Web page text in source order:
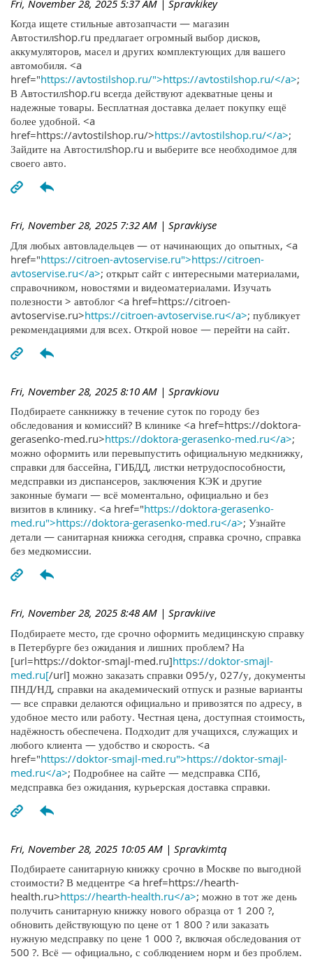
Fri, November 28, 2025 5:37 AM | Spravkikey
Когда ищете стильные автозапчасти — магазин
Автостилshop.ru предлагает огромный выбор дисков,
аккумуляторов, масел и других комплектующих для вашего
автомобиля. <a
href="https://avtostilshop.ru/">https://avtostilshop.ru/</a>;
В Автостилshop.ru всегда действуют адекватные цены и
надежные товары. Бесплатная доставка делает покупку ещё
более удобной. <a
href=https://avtostilshop.ru/>https://avtostilshop.ru/</a>;
Зайдите на Автостилshop.ru и выберите все необходимое для
своего авто.
Fri, November 28, 2025 7:32 AM | Spravkiyse
Для любых автовладельцев — от начинающих до опытных, <a
href="https://citroen-avtoservise.ru">https://citroen-
avtoservise.ru</a>; открыт сайт с интересными материалами,
справочником, новостями и видеоматериалами. Изучать
полезности > автоблог <a href=https://citroen-
avtoservise.ru>https://citroen-avtoservise.ru</a>; публикует
рекомендациями для всех. Открой новое — перейти на сайт.
Fri, November 28, 2025 8:10 AM | Spravkiovu
Подбираете санкнижку в течение суток по городу без
обследования и комиссий? В клинике <a href=https://doktora-
gerasenko-med.ru>https://doktora-gerasenko-med.ru</a>;
можно оформить или перевыпустить официальную медкнижку,
справки для бассейна, ГИБДД, листки нетрудоспособности,
медсправки из диспансеров, заключения КЭК и другие
законные бумаги — всё моментально, официально и без
визитов в клинику. <a href="https://doktora-gerasenko-
med.ru">https://doktora-gerasenko-med.ru</a>; Узнайте
детали — санитарная книжка сегодня, справка срочно, справка
без медкомиссии.
Fri, November 28, 2025 8:48 AM | Spravkiive
Подбираете место, где срочно оформить медицинскую справку
в Петербурге без ожидания и лишних проблем? На
[url=https://doktor-smajl-med.ru]https://doktor-smajl-
med.ru[/url] можно заказать справки 095/у, 027/у, документы
ПНД/НД, справки на академический отпуск и разные варианты
— все справки делаются официально и привозятся по адресу, в
удобное место или работу. Честная цена, доступная стоимость,
надёжность обеспечена. Подходит для учащихся, служащих и
любого клиента — удобство и скорость. <a
href="https://doktor-smajl-med.ru">https://doktor-smajl-
med.ru</a>; Подробнее на сайте — медсправка СПб,
медсправка без ожидания, курьерская доставка справки.
Fri, November 28, 2025 10:05 AM | Spravkimtq
Подбираете санитарную книжку срочно в Москве по выгодной
стоимости? В медцентре <a href=https://hearth-
health.ru>https://hearth-health.ru</a>; можно в тот же день
получить санитарную книжку нового образца от 1 200 ?,
обновить действующую по цене от 1 800 ? или заказать
нужную медсправку по цене 1 000 ?, включая обследования от
500 ?. Всё — официально, с соблюдением норм и без проблем.